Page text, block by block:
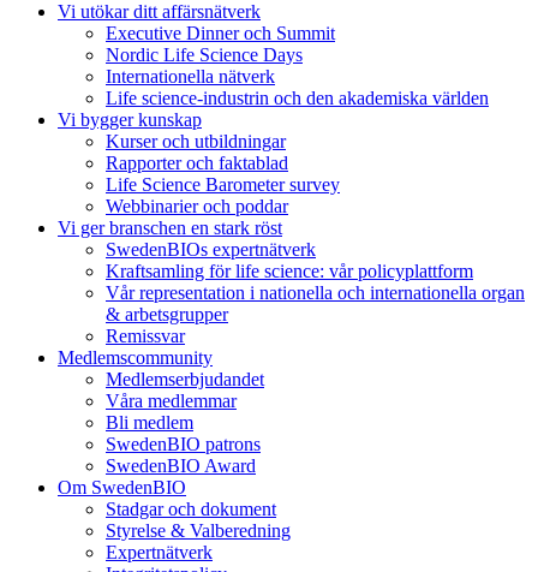
Vi utökar ditt affärsnätverk
Executive Dinner och Summit
Nordic Life Science Days
Internationella nätverk
Life science-industrin och den akademiska världen
Vi bygger kunskap
Kurser och utbildningar
Rapporter och faktablad
Life Science Barometer survey
Webbinarier och poddar
Vi ger branschen en stark röst
SwedenBIOs expertnätverk
Kraftsamling för life science: vår policyplattform
Vår representation i nationella och internationella organ
& arbetsgrupper
Remissvar
Medlemscommunity
Medlemserbjudandet
Våra medlemmar
Bli medlem
SwedenBIO patrons
SwedenBIO Award
Om SwedenBIO
Stadgar och dokument
Styrelse & Valberedning
Expertnätverk